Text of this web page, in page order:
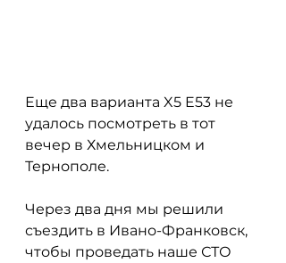
Еще два варианта X5 E53 не
удалось посмотреть в тот
вечер в Хмельницком и
Тернополе.
Через два дня мы решили
съездить в Ивано-Франковск,
чтобы проведать наше СТО